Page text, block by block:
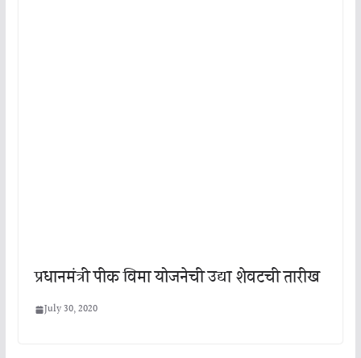
प्रधानमंत्री पीक विमा योजनेची उद्या शेवटची तारीख
July 30, 2020